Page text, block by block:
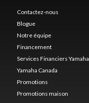
Contactez-nous
Blogue
Notre équipe
Financement
Services Financiers Yamaha
Yamaha Canada
Promotions
Promotions maison